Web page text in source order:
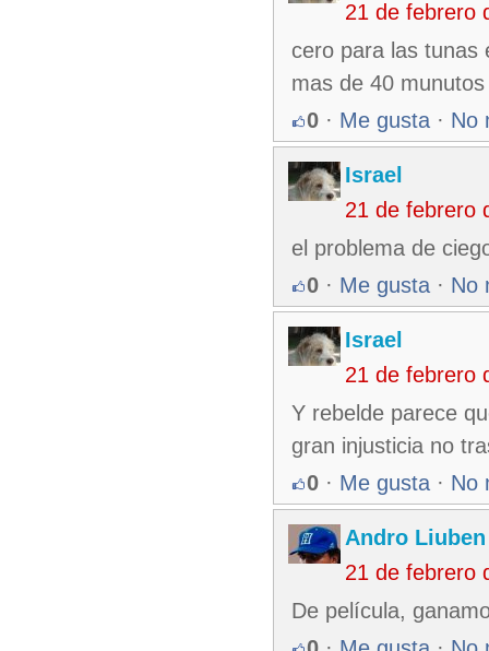
21 de febrero
cero para las tunas
mas de 40
0 · Me gusta · No
Israel
21 de febrero
el problema de
0 · Me gusta · No
Israel
21 de febrero
Y rebelde parece
gran injusticia no
0 · Me gusta · No
Andro Liuben
21 de febrero
De película,